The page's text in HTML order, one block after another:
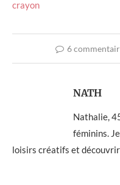
crayon
6
NATH
Nathalie,
féminins.
loisirs créatifs et